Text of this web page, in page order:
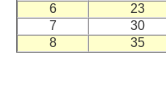
6
23
7
30
8
35